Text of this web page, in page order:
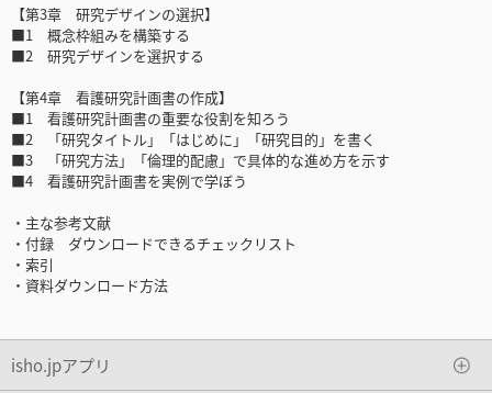
【第3章 研究デザインの選択】
■1 概念枠組みを構築する
■2 研究デザインを選択する
【第4章 看護研究計画書の作成】
■1 看護研究計画書の重要な役割を知ろう
■2 「研究タイトル」「はじめに」「研究目的」を書く
■3 「研究方法」「倫理的配慮」で具体的な進め方を示す
■4 看護研究計画書を実例で学ぼう
・主な参考文献
・付録 ダウンロードできるチェックリスト
・索引
・資料ダウンロード方法
isho.jpアプリ